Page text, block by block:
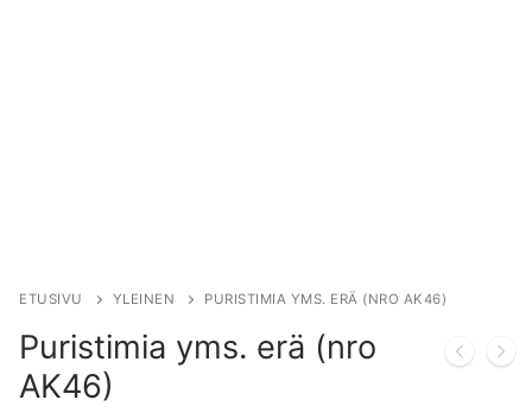
ETUSIVU YLEINEN PURISTIMIA YMS. ERÄ (NRO AK46)
Puristimia yms. erä (nro
AK46)